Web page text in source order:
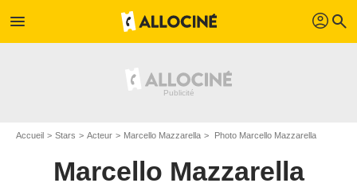
menu profil search
Accueil Stars Acteur Marcello Mazzarella Photo Marcello Mazzarella
Marcello Mazzarella